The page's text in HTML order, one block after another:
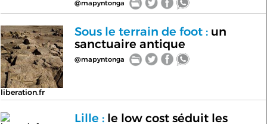
@mapyntonga
liberation.fr
Sous le terrain de foot :un
sanctuaire antique
@mapyntonga
Lille :le low cost séduit les